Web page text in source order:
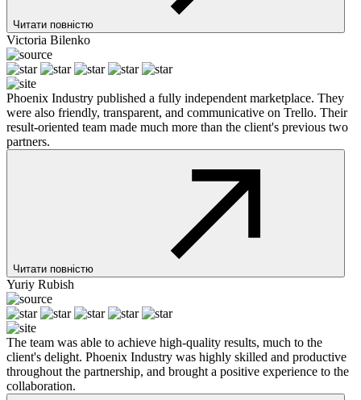
Читати повністю
Victoria Bilenko
Phoenix Industry published a fully independent marketplace. They
were also friendly, transparent, and communicative on Trello. Their
result-oriented team made much more than the client's previous two
partners.
Читати повністю
Yuriy Rubish
The team was able to achieve high-quality results, much to the
client's delight. Phoenix Industry was highly skilled and productive
throughout the partnership, and brought a positive experience to the
collaboration.